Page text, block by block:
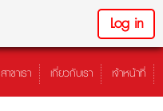
Log in
สาขาเรา เกี่ยวกับเรา เจ้าหน้าที่